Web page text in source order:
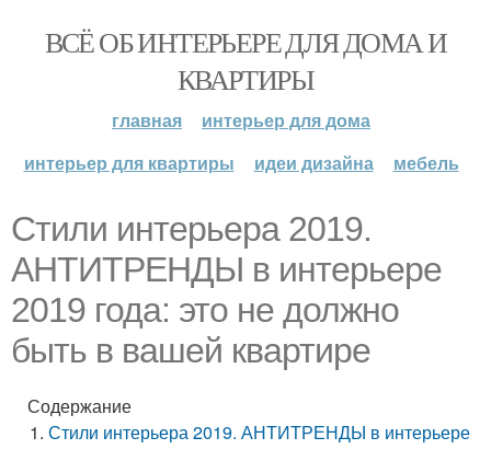
ВСЁ ОБ ИНТЕРЬЕРЕ ДЛЯ ДОМА И
КВАРТИРЫ
главная
интерьер для дома
интерьер для квартиры
идеи дизайна мебель
Стили интерьера 2019.
АНТИТРЕНДЫ в интерьере
2019 года: это не должно
быть в вашей квартире
Содержание
Стили интерьера 2019. АНТИТРЕНДЫ в интерьере